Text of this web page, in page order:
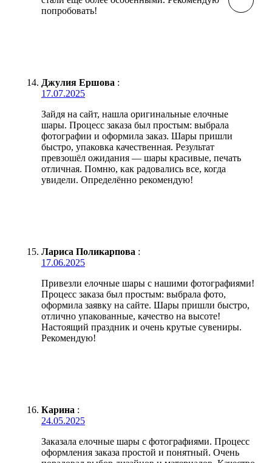
попробовать!
Джулия Ершова :
17.07.2025
Зайдя на сайт, нашла оригинальные елочные
шары. Процесс заказа был простым: выбрала
фотографии и оформила заказ. Шары пришли
быстро, упаковка качественная. Результат
превзошёл ожидания — шары красивые, печать
отличная. Помню, как радовались все, когда
увидели. Определённо рекомендую!
Лариса Поликарпова :
17.06.2025
Привезли елочные шары с нашими фотографиями!
Процесс заказа был простым: выбрала фото,
оформила заявку на сайте. Шары пришли быстро,
отлично упакованные, качество на высоте!
Настоящий праздник и очень крутые сувениры.
Рекомендую!
Карина :
24.05.2025
Заказала елочные шары с фотографиями. Процесс
оформления заказа простой и понятный. Очень